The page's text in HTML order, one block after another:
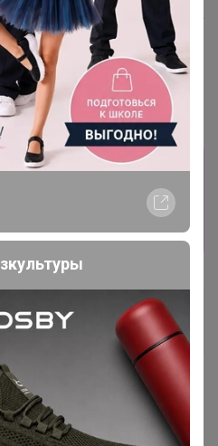
ШОКОЛАДНЫЙ КЕЙК смесь
д/шок.кекса 1 кг
заказах доступна